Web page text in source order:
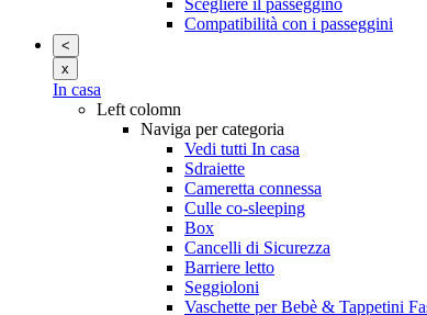
Scegliere il passeggino
Compatibilità con i passeggini
<
x
In casa
Left colomn
Naviga per categoria
Vedi tutti In casa
Sdraiette
Cameretta connessa
Culle co-sleeping
Box
Cancelli di Sicurezza
Barriere letto
Seggioloni
Vaschette per Bebè & Tappetini